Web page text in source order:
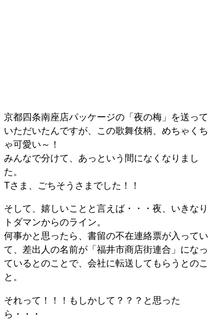
京都四条南座店パッケージの「夜の梅」を送って
いただいたんですが、この歌舞伎柄、めちゃくち
ゃ可愛い～！
みんなで分けて、あっという間になくなりまし
た。
Tさま、ごちそうさまでした！！
そして、嬉しいことと言えば・・・夜、いきなり
トダマンからのライン。
何事かと思ったら、書留の不在連絡票が入ってい
て、差出人の名前が「福井市商店街連合」になっ
ているとのことで、会社に転送してもらうとのこ
と。
それって！！！もしかして？？？と思った
ら・・・